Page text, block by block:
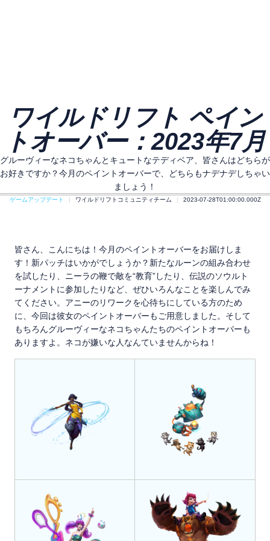
ワイルドリフト ペイン
トオーバー：2023年7月
グルーヴィーなネコちゃんとキュートなテディベア、皆さんはどちらが
お好きですか？今月のペイントオーバーで、どちらもナデナデしちゃい
ましょう！
ゲームアップデート ワイルドリフトコミュニティチーム 2023-07-28T01:00:00.000Z
皆さん、こんにちは！今月のペイントオーバーをお届けしま
す！新パッチはいかがでしょうか？新たなルーンの組み合わせ
を試したり、ニーラの鞭で敵を“教育”したり、伝説のソウルト
ーナメントに参加したりなど、ぜひいろんなことを楽しんでみ
てください。アニーのリワークを心待ちにしている方のため
に、今回は彼女のペイントオーバーもご用意しました。そして
もちろんグルーヴィーなネコちゃんたちのペイントオーバーも
ありますよ。ネコが嫌いな人なんていませんからね！